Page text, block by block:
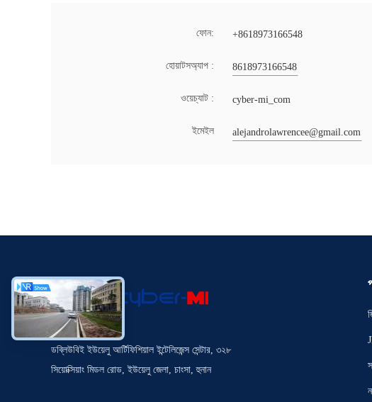
ফোন: +8618973166548
হোয়াটসঅ্যাপ : 8618973166548
ওয়েচ্যাট : cyber-mi_com
ইমেইল alejandrolawrencee@gmail.com
ডব্লিউবিই ইউয়েলু আর্টিফিশিয়াল ইন্টেলিজেন্স সেন্টার, ৩২৮
সিয়োক্সিয়াং মিডল রোড, ইউয়েলু জেলা, চাংসা, হুনান